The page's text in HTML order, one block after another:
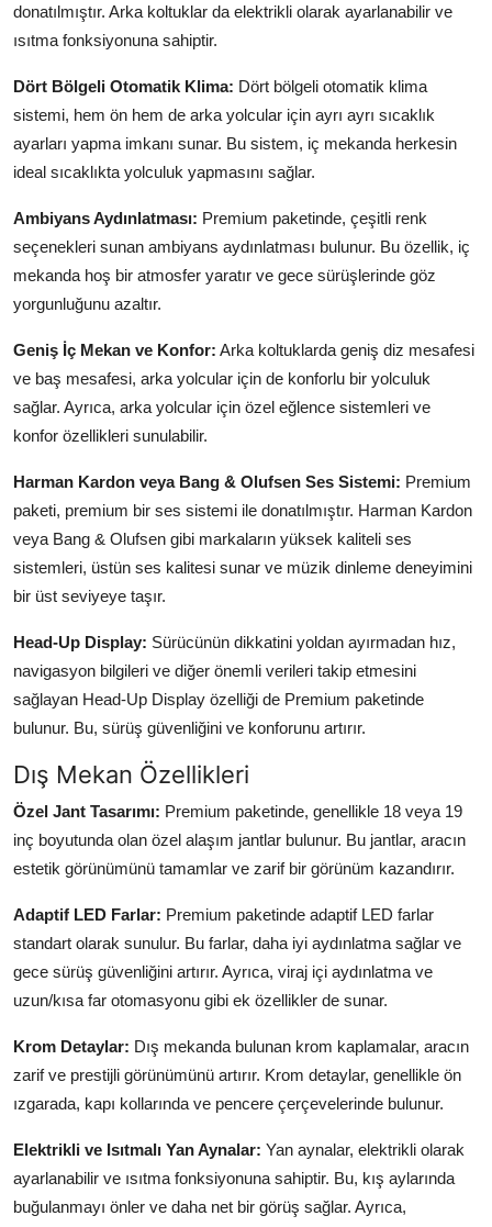
donatılmıştır. Arka koltuklar da elektrikli olarak ayarlanabilir ve
ısıtma fonksiyonuna sahiptir.
Dört Bölgeli Otomatik Klima: Dört bölgeli otomatik klima
sistemi, hem ön hem de arka yolcular için ayrı ayrı sıcaklık
ayarları yapma imkanı sunar. Bu sistem, iç mekanda herkesin
ideal sıcaklıkta yolculuk yapmasını sağlar.
Ambiyans Aydınlatması: Premium paketinde, çeşitli renk
seçenekleri sunan ambiyans aydınlatması bulunur. Bu özellik, iç
mekanda hoş bir atmosfer yaratır ve gece sürüşlerinde göz
yorgunluğunu azaltır.
Geniş İç Mekan ve Konfor: Arka koltuklarda geniş diz mesafesi
ve baş mesafesi, arka yolcular için de konforlu bir yolculuk
sağlar. Ayrıca, arka yolcular için özel eğlence sistemleri ve
konfor özellikleri sunulabilir.
Harman Kardon veya Bang & Olufsen Ses Sistemi: Premium
paketi, premium bir ses sistemi ile donatılmıştır. Harman Kardon
veya Bang & Olufsen gibi markaların yüksek kaliteli ses
sistemleri, üstün ses kalitesi sunar ve müzik dinleme deneyimini
bir üst seviyeye taşır.
Head-Up Display: Sürücünün dikkatini yoldan ayırmadan hız,
navigasyon bilgileri ve diğer önemli verileri takip etmesini
sağlayan Head-Up Display özelliği de Premium paketinde
bulunur. Bu, sürüş güvenliğini ve konforunu artırır.
Dış Mekan Özellikleri
Özel Jant Tasarımı: Premium paketinde, genellikle 18 veya 19
inç boyutunda olan özel alaşım jantlar bulunur. Bu jantlar, aracın
estetik görünümünü tamamlar ve zarif bir görünüm kazandırır.
Adaptif LED Farlar: Premium paketinde adaptif LED farlar
standart olarak sunulur. Bu farlar, daha iyi aydınlatma sağlar ve
gece sürüş güvenliğini artırır. Ayrıca, viraj içi aydınlatma ve
uzun/kısa far otomasyonu gibi ek özellikler de sunar.
Krom Detaylar: Dış mekanda bulunan krom kaplamalar, aracın
zarif ve prestijli görünümünü artırır. Krom detaylar, genellikle ön
ızgarada, kapı kollarında ve pencere çerçevelerinde bulunur.
Elektrikli ve Isıtmalı Yan Aynalar: Yan aynalar, elektrikli olarak
ayarlanabilir ve ısıtma fonksiyonuna sahiptir. Bu, kış aylarında
buğulanmayı önler ve daha net bir görüş sağlar. Ayrıca,